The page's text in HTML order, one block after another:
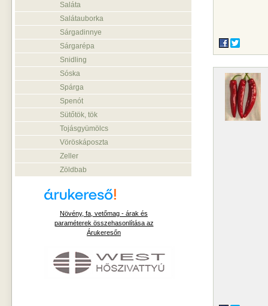
Saláta
Salátauborka
Sárgadinnye
Sárgarépa
Snidling
Sóska
Spárga
Spenót
Sütőtök, tök
Tojásgyümölcs
Vöröskáposzta
Zeller
Zöldbab
Növény, fa, vetőmag - árak és
paraméterek összehasonlítása az
Árukeresőn